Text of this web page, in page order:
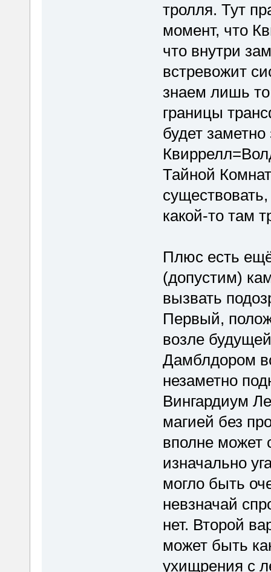
тролля. Тут
момент, что
что внутри
встревожит
знаем лишь
границы
будет
Тайной
какой-то там
Плюс есть
(допустим)
вызвать
Первый,
возле
Дамблдором
незаметно
Вингардиум
магией без
вполне может
изначально
могло быть
невзначай
нет. Второй
может быть
ухищрения с